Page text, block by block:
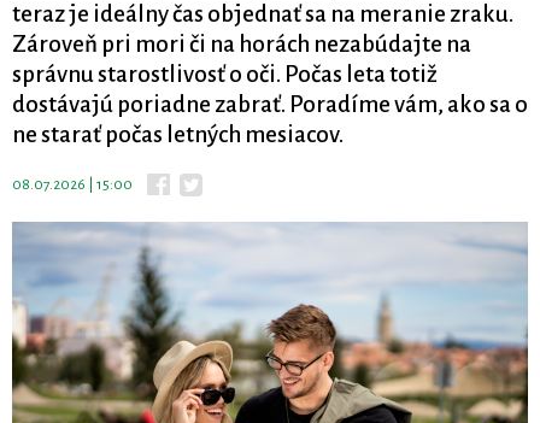
teraz je ideálny čas objednať sa na meranie zraku.
Zároveň pri mori či na horách nezabúdajte na
správnu starostlivosť o oči. Počas leta totiž
dostávajú poriadne zabrať. Poradíme vám, ako sa o
ne starať počas letných mesiacov.
08.07.2026 | 15:00